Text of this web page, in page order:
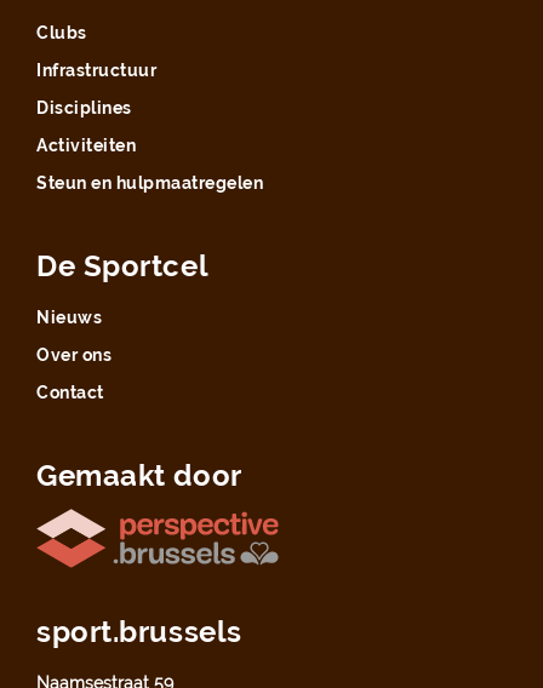
Clubs
Infrastructuur
Disciplines
Activiteiten
Steun en hulpmaatregelen
De Sportcel
Nieuws
Over ons
Contact
Gemaakt door
sport.brussels
Naamsestraat 59